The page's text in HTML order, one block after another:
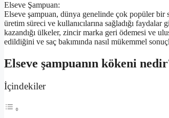
Elseve Şampuan:
Elseve şampuan, dünya genelinde çok popüler bir
üretim süreci ve kullanıcılarına sağladığı
kazandığı ülkeler, zincir marka geri ödemesi ve
edildiğini ve saç bakımında nasıl mükemmel
Elseve şampuanın kökeni
İçindekiler